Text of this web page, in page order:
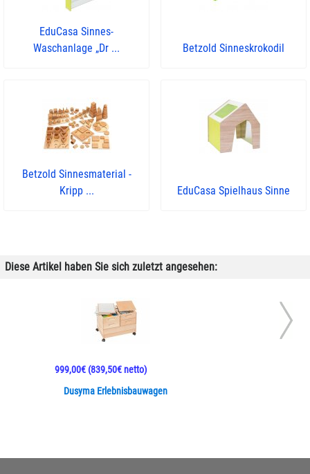
EduCasa Sinnes-
Waschanlage „Dr ...
Betzold Sinneskrokodil
Betzold Sinnesmaterial -
Kripp ...
EduCasa Spielhaus Sinne
Diese Artikel haben Sie sich zuletzt angesehen:
Dusyma Erlebnisbauwagen
999,00€(839,50€ netto)